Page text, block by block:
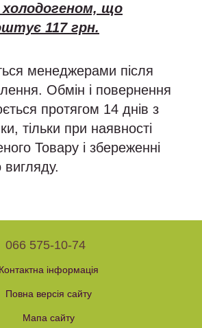
холодогеном, що
117 грн.
менеджерами після
Обмін і повернення
протягом 14 днів з
тільки при наявності
Товару і збереженні
вигляду.
066 575-10-74
Контактна інформація
Повна версія сайту
Мапа сайту